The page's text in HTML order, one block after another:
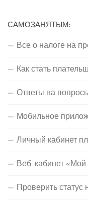
САМОЗАНЯТЫМ:
Все о налоге на
Как стать
Ответы на
Мобильное
Личный кабинет
Веб-кабинет «Мой
Проверить